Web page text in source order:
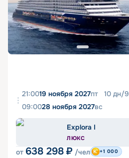
21:0019 ноября 2027пт 10 дн/9
09:0028 ноября 2027вс
Explora I
ЛЮКС
от 638 298 ₽ /чел +1 000